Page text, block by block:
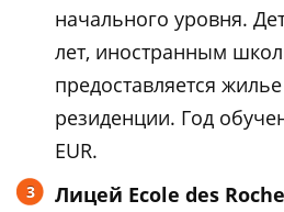
начального уровня.
лет, иностранным
предоставляется
резиденции. Год
EUR.
Лицей Ecole des